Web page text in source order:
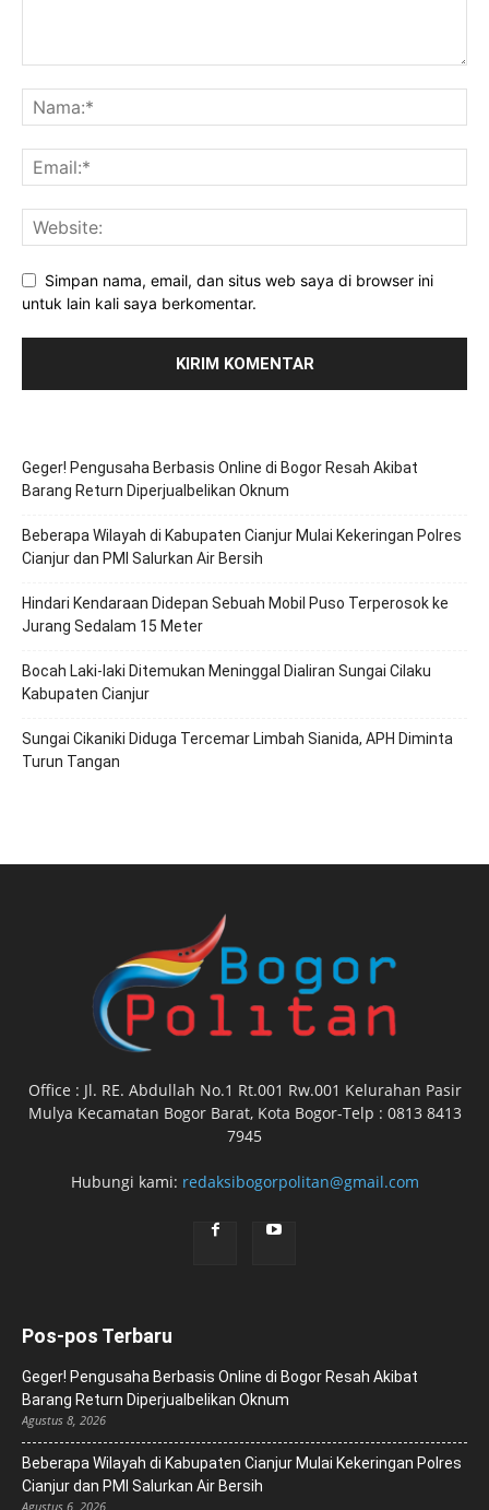
Simpan nama, email, dan situs web saya di browser ini
untuk lain kali saya berkomentar.
Geger! Pengusaha Berbasis Online di Bogor Resah Akibat
Barang Return Diperjualbelikan Oknum
Beberapa Wilayah di Kabupaten Cianjur Mulai Kekeringan Polres
Cianjur dan PMI Salurkan Air Bersih
Hindari Kendaraan Didepan Sebuah Mobil Puso Terperosok ke
Jurang Sedalam 15 Meter
Bocah Laki-laki Ditemukan Meninggal Dialiran Sungai Cilaku
Kabupaten Cianjur
Sungai Cikaniki Diduga Tercemar Limbah Sianida, APH Diminta
Turun Tangan
Office : Jl. RE. Abdullah No.1 Rt.001 Rw.001 Kelurahan Pasir
Mulya Kecamatan Bogor Barat, Kota Bogor-Telp : 0813 8413
7945
Hubungi kami: redaksibogorpolitan@gmail.com
Pos-pos Terbaru
Geger! Pengusaha Berbasis Online di Bogor Resah Akibat
Barang Return Diperjualbelikan Oknum
Agustus 8, 2026
Beberapa Wilayah di Kabupaten Cianjur Mulai Kekeringan Polres
Cianjur dan PMI Salurkan Air Bersih
Agustus 6, 2026